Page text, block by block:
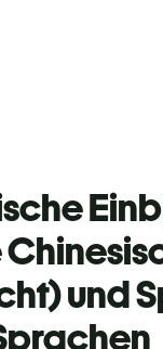
und